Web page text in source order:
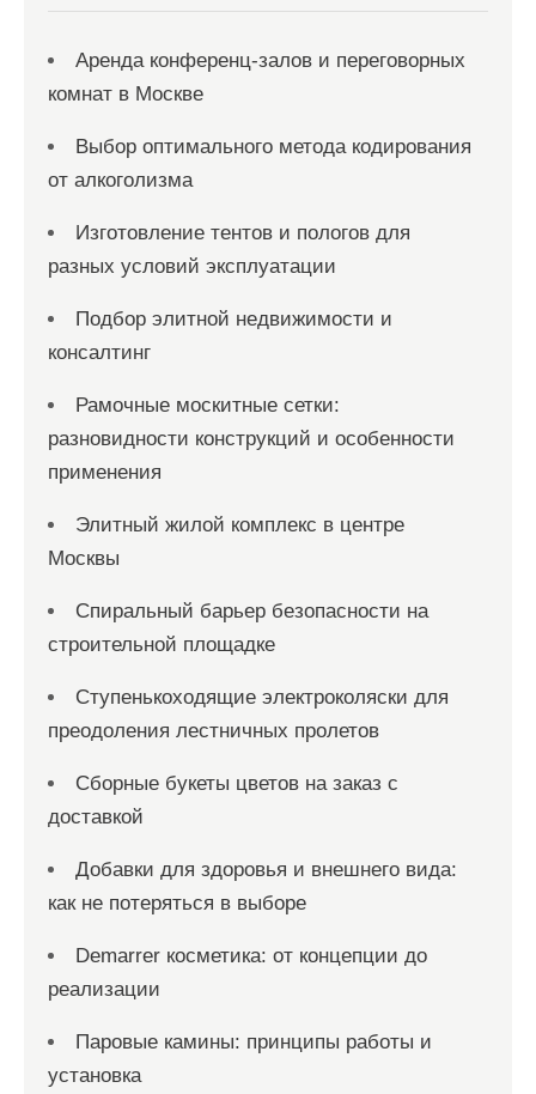
Аренда конференц-залов и переговорных
комнат в Москве
Выбор оптимального метода кодирования
от алкоголизма
Изготовление тентов и пологов для
разных условий эксплуатации
Подбор элитной недвижимости и
консалтинг
Рамочные москитные сетки:
разновидности конструкций и особенности
применения
Элитный жилой комплекс в центре
Москвы
Спиральный барьер безопасности на
строительной площадке
Ступенькоходящие электроколяски для
преодоления лестничных пролетов
Сборные букеты цветов на заказ с
доставкой
Добавки для здоровья и внешнего вида:
как не потеряться в выборе
Demarrer косметика: от концепции до
реализации
Паровые камины: принципы работы и
установка